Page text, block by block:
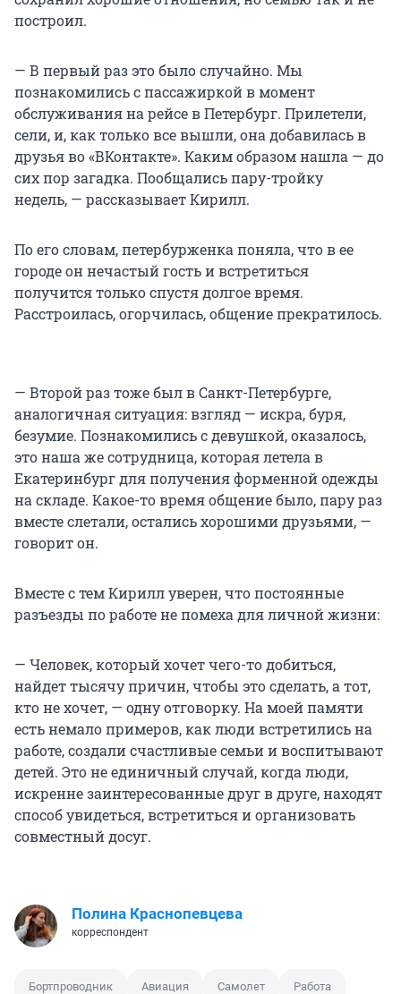
построил.
— В первый раз это было случайно. Мы
познакомились с пассажиркой в момент
обслуживания на рейсе в Петербург. Прилетели,
сели, и, как только все вышли, она добавилась в
друзья во «ВКонтакте». Каким образом нашла — до
сих пор загадка. Пообщались пару-тройку
недель, — рассказывает Кирилл.
По его словам, петербурженка поняла, что в ее
городе он нечастый гость и встретиться
получится только спустя долгое время.
Расстроилась, огорчилась, общение прекратилось.
— Второй раз тоже был в Санкт-Петербурге,
аналогичная ситуация: взгляд — искра, буря,
безумие. Познакомились с девушкой, оказалось,
это наша же сотрудница, которая летела в
Екатеринбург для получения форменной одежды
на складе. Какое-то время общение было, пару раз
вместе слетали, остались хорошими друзьями, —
говорит он.
Вместе с тем Кирилл уверен, что постоянные
разъезды по работе не помеха для личной жизни:
— Человек, который хочет чего-то добиться,
найдет тысячу причин, чтобы это сделать, а тот,
кто не хочет, — одну отговорку. На моей памяти
есть немало примеров, как люди встретились на
работе, создали счастливые семьи и воспитывают
детей. Это не единичный случай, когда люди,
искренне заинтересованные друг в друге, находят
способ увидеться, встретиться и организовать
совместный досуг.
Полина Краснопевцева
корреспондент
Бортпроводник Авиация Самолет Работа